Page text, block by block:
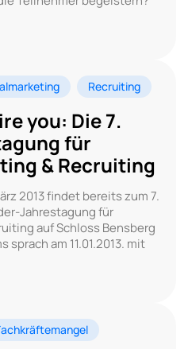
Recruiting
you: Die 7.
für
& Recruiting
2013 findet bereits zum 7.
Jahrestagung für
auf Schloss Bensberg
am 11.01.2013. mit